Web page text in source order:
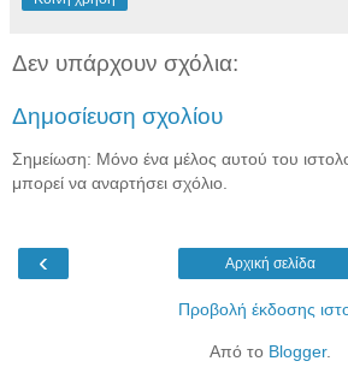
Δεν υπάρχουν σχόλια:
Δημοσίευση σχολίου
Σημείωση: Μόνο ένα μέλος αυτού του
μπορεί να αναρτήσει σχόλιο.
‹ Αρχική σελίδα
Προβολή έκδοσης
Από το Blogger.